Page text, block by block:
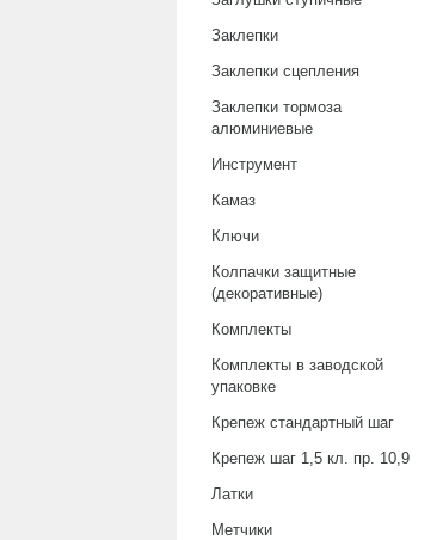
Заклепки
Заклепки сцепления
Заклепки тормоза
алюминиевые
Инструмент
Камаз
Ключи
Колпачки защитные
(декоративные)
Комплекты
Комплекты в заводской
упаковке
Крепеж стандартный шаг
Крепеж шаг 1,5 кл. пр. 10,9
Латки
Метчики